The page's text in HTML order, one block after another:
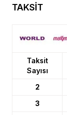
TAKSİT
Taksit
Sayısı
2
3